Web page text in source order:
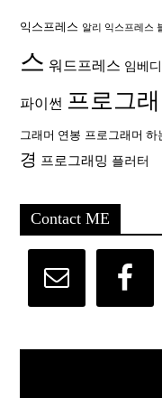
익스프레스 알리 익스프레스
스 워드프레스 임베
파이썬 프로그래
그래머 연봉 프로그래머 하
경 프로그래밍 플러터
Contact ME